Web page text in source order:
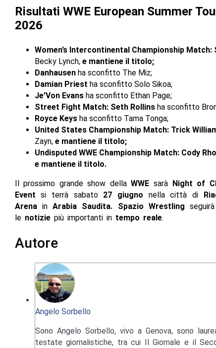
Risultati WWE European Summer
2026
Women’s Intercontinental Championship Match:
Becky Lynch, e mantiene il titolo;
Danhausenha sconfitto The Miz;
Damian Priest ha sconfitto Solo Sikoa;
Je’Von Evansha sconfitto Ethan Page;
Street Fight Match: Seth Rollinsha sconfitto
Royce Keysha sconfitto Tama Tonga;
United States Championship Match: Trick
Zayn, e mantiene il titolo;
Undisputed WWE Championship Match: Cody
e mantiene il titolo.
Il prossimo grande show dellaWWE sarà Night of
Eventsi terrà sabato 27 giugno nella città di
Arena inArabia Saudita. Spazio Wrestling
le notiziepiù importanti in tempo reale.
Autore
Angelo Sorbello
Sono Angelo Sorbello, vivo a Genova, sono
testate giornalistiche, tra cui Il Giornale e il